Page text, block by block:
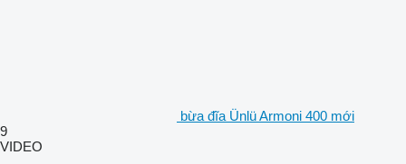
bừa đĩa Ünlü Armoni 400 mới
9
VIDEO